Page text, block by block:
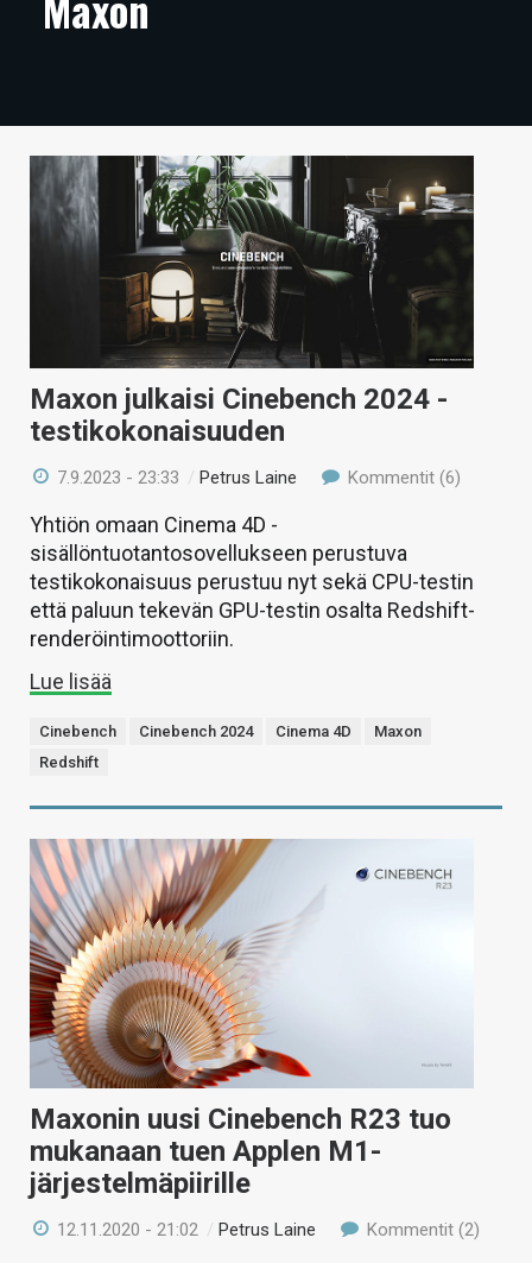
ARTIKKELIT
TECHBBS
TIETOA
HINTA.FI
HAKU
Maxon julkaisi Cinebench 2024 -
testikokonaisuuden
7.9.2023 - 23:33 /Petrus Laine Kommentit (6)
Yhtiön omaan Cinema 4D -
sisällöntuotantosovellukseen perustuva
testikokonaisuus perustuu nyt sekä CPU-testin
että paluun tekevän GPU-testin osalta Redshift-
renderöintimoottoriin.
Lue lisää
Cinebench Cinebench 2024 Cinema 4D
Maxon
Redshift
Maxonin uusi Cinebench R23 tuo
mukanaan tuen Applen M1-
järjestelmäpiirille
12.11.2020 - 21:02 /Petrus Laine Kommentit (2)